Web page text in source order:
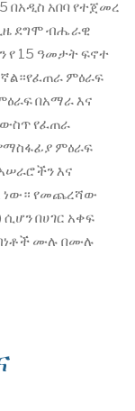
በአዲስ አበባ የተጀመረ
ደግሞ ብሔራዊ
የ 15 ዓመታት ፍኖተ
ምዕራፍ
በአማራ እና
የፈጠራ
ምዕራፍ
እና
ነው። የመጨረሻው
በሀገር አቀፍ
ሙሉ በሙሉ